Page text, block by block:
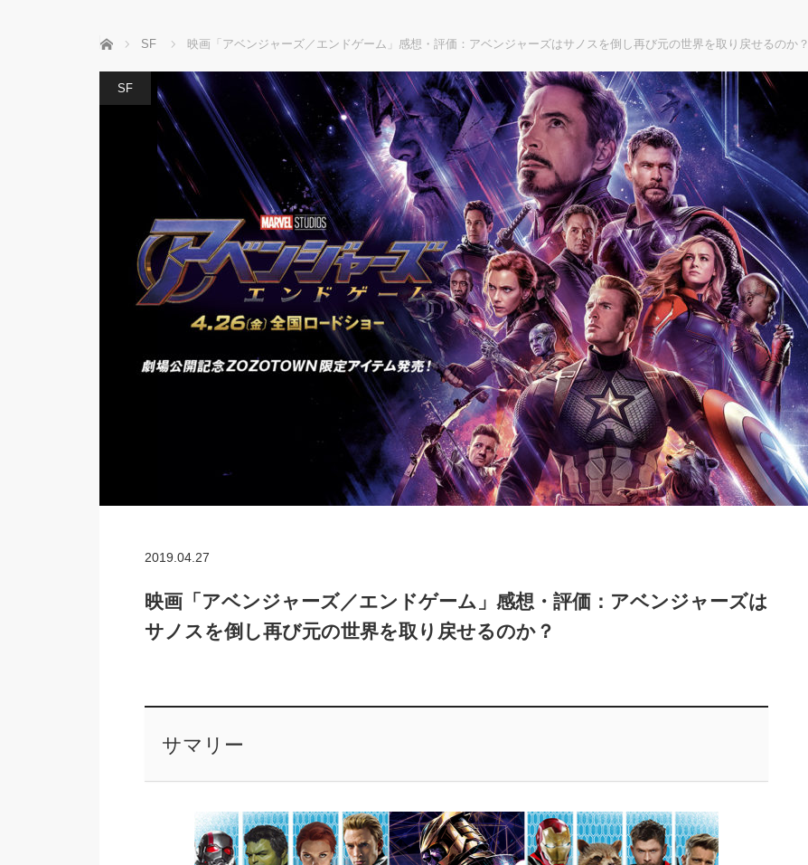
ホーム SF 映画「アベンジャーズ／エンドゲーム」感想・評価：アベンジャーズはサノスを倒し再び元の世界を取り戻せるのか？
SF
2019.04.27
映画「アベンジャーズ／エンドゲーム」感想・評価：アベンジャーズは
サノスを倒し再び元の世界を取り戻せるのか？
サマリー